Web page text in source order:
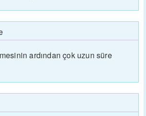
ardından çok uzun süre